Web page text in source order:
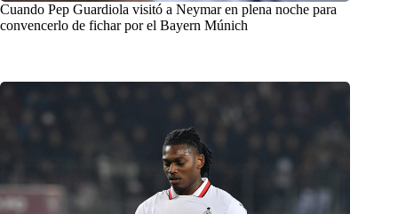
Cuando Pep Guardiola visitó a Neymar en plena noche para
convencerlo de fichar por el Bayern Múnich